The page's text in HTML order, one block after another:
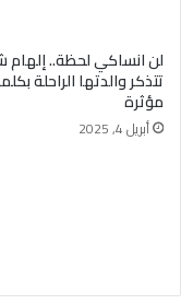
لن انساكي لحظة..
تتذكر والدتها الراحلة
مؤثرة
أبريل 4, 2025